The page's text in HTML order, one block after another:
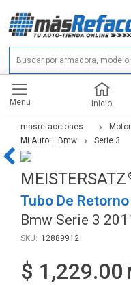
Menu Inicio
masrefacciones Motor
Mi Auto:
Bmw Serie 3
MEISTERSATZ
Tubo De
Bmw Serie 3
12889912
$ 1,229.00